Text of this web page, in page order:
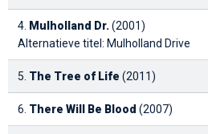
4. Mulholland Dr.(2001)
Alternatieve titel: Mulholland Drive
5. The Tree of Life (2011)
6. There Will Be Blood (2007)